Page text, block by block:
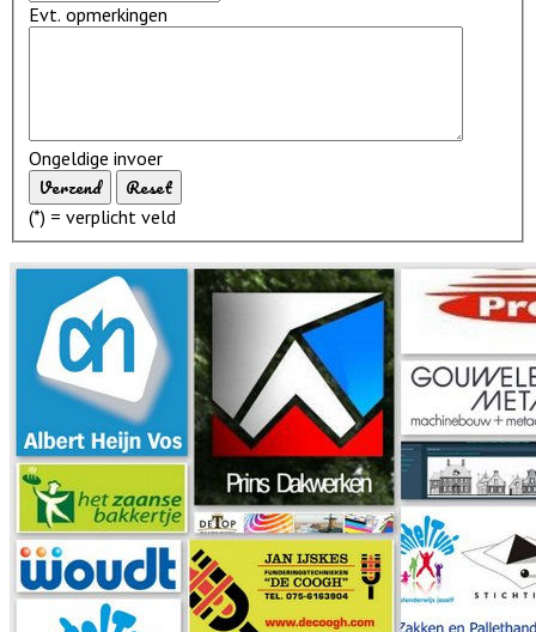
Evt. opmerkingen
Ongeldige invoer
(*) = verplicht veld